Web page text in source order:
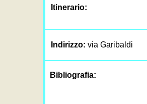
Itinerario:
Indirizzo: via Garibaldi
Bibliografia: